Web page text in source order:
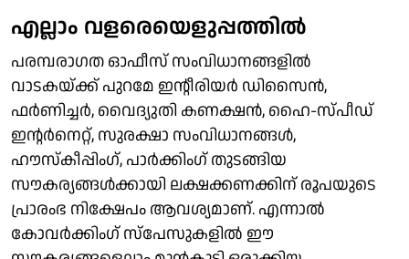
എല്ലാം വളരെയെളുപ്പത്തില്‍
പരമ്പരാഗത ഓഫീസ് സംവിധാനങ്ങളില്‍
വാടകയ്ക്ക് പുറമേ ഇന്റീരിയര്‍ ഡിസൈന്‍,
ഫര്‍ണിച്ചര്‍, വൈദ്യുതി കണക്ഷന്‍, ഹൈ-സ്പീഡ്
ഇന്റര്‍നെറ്റ്, സുരക്ഷാ സംവിധാനങ്ങള്‍,
ഹൗസ്‌കീപ്പിംഗ്, പാര്‍ക്കിംഗ് തുടങ്ങിയ
സൗകര്യങ്ങള്‍ക്കായി ലക്ഷക്കണക്കിന് രൂപയുടെ
പ്രാരംഭ നിക്ഷേപം ആവശ്യമാണ്. എന്നാല്‍
കോവര്‍ക്കിംഗ് സ്‌പേസുകളില്‍ ഈ